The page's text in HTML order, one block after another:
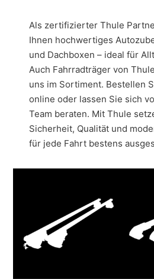
Als zertifizierter Thule
Ihnen hochwertiges
und Dachboxen – ideal für
Auch Fahrradträger von
uns im Sortiment. Bestellen
online oder lassen Sie sich
Team beraten. Mit Thule
Sicherheit, Qualität und
für jede Fahrt bestens